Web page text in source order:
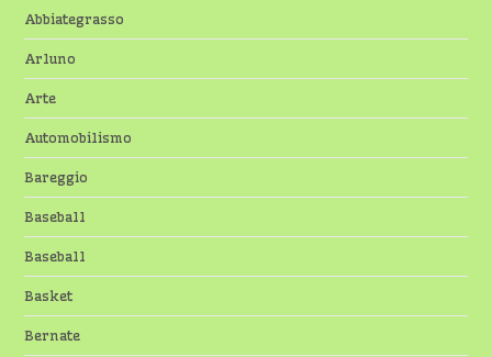
Abbiategrasso
Arluno
Arte
Automobilismo
Bareggio
Baseball
Baseball
Basket
Bernate